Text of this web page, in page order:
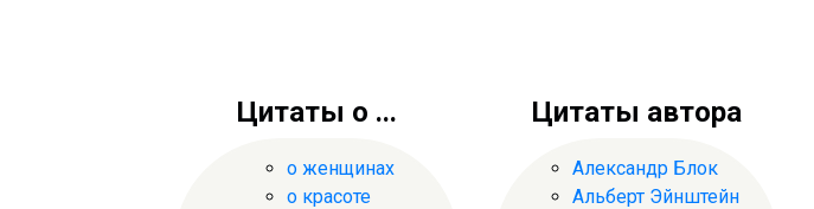
Цитаты о ...
о женщинах
о красоте
Цитаты автора
Александр Блок
Альберт Эйнштейн